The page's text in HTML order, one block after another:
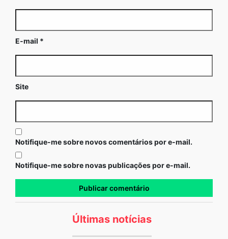
E-mail *
Site
Notifique-me sobre novos comentários por e-mail.
Notifique-me sobre novas publicações por e-mail.
Últimas notícias